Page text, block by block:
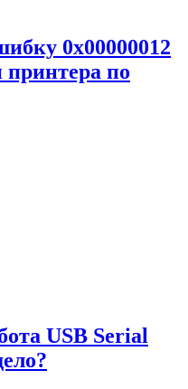
0x00000012
по
USB Serial